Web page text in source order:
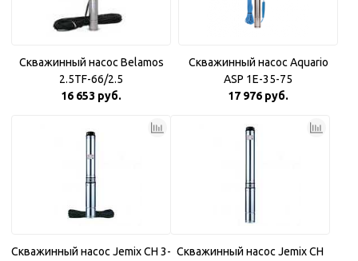
Скважинный насос Belamos
2.5TF-66/2.5
16 653 руб.
Скважинный насос Aquario
ASP 1E-35-75
17 976 руб.
Скважинный насос Jemix CH 3- Скважинный насос Jemix CH